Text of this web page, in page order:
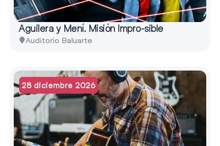
Aguilera y Mení. Misión Impro-sible
Auditorio Baluarte
28 diciembre 2026